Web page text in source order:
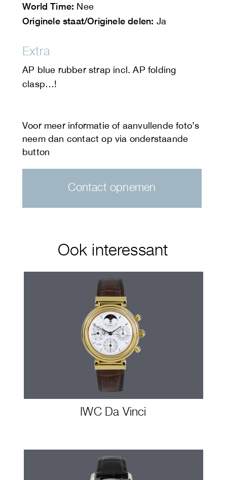
World Time: Nee
Originele staat/Originele delen: Ja
Extra
AP blue rubber strap incl. AP folding
clasp…!
Contact opnemen
Ook interessant
IWC Da Vinci